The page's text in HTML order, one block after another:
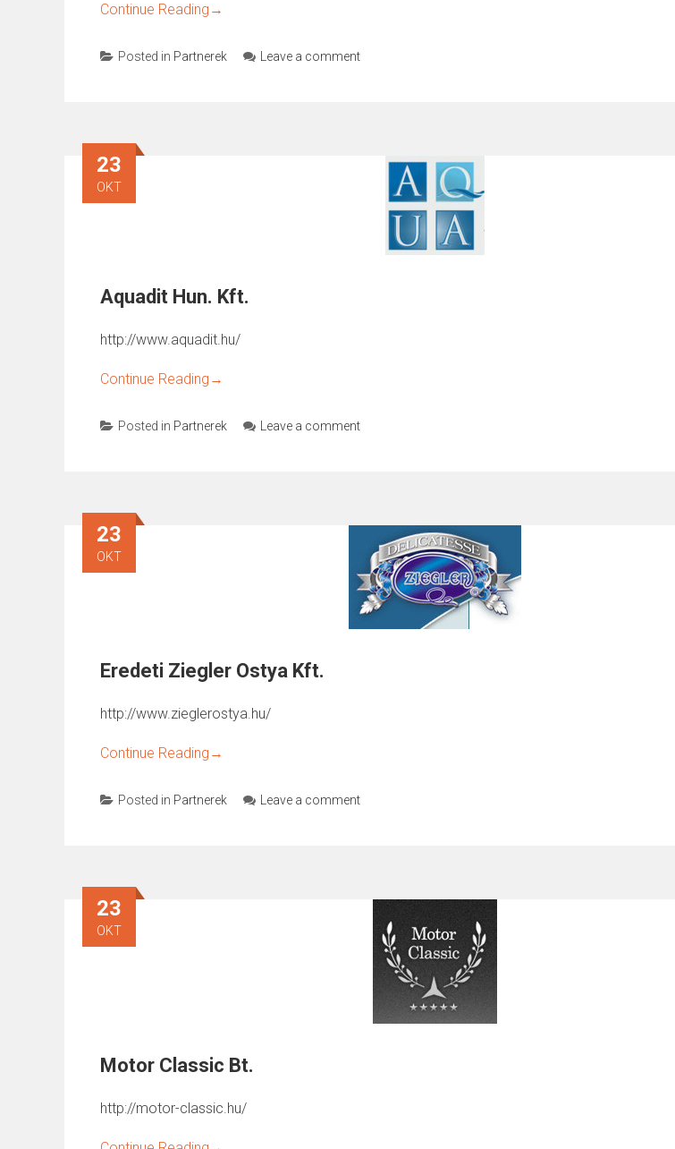
Continue Reading →
Posted in Partnerek Leave a comment
23
OKT
Aquadit Hun. Kft.
http://www.aquadit.hu/
Continue Reading →
Posted in Partnerek Leave a comment
23
OKT
Eredeti Ziegler Ostya Kft.
http://www.zieglerostya.hu/
Continue Reading →
Posted in Partnerek Leave a comment
23
OKT
Motor Classic Bt.
http://motor-classic.hu/